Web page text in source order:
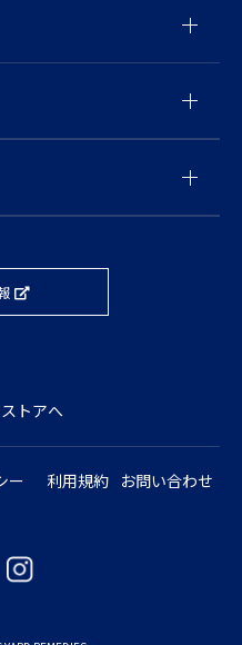
トアへ
ー 利用規約 お問い合わせ